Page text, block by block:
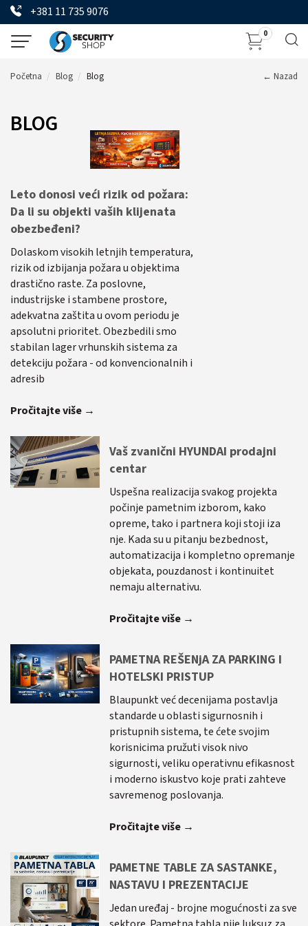
+381 11 735 9076
0
Početna Blog Blog ← Nazad
BLOG
Leto donosi veći rizik od požara:
Da li su objekti vaših klijenata
obezbeđeni?
Dolaskom visokih letnjih temperatura,
rizik od izbijanja požara u objektima
drastično raste. Za poslovne,
industrijske i stambene prostore,
adekvatna zaštita u ovom periodu je
apsolutni prioritet. Obezbedili smo
stabilan lager vrhunskih sistema za
detekciju požara - od konvencionalnih i
adresib
Pročitajte više →
Vaš zvanični HYUNDAI prodajni
centar
Uspešna realizacija svakog projekta
počinje pametnim izborom, kako
opreme, tako i partnera koji stoji iza
nje. Kada su u pitanju bezbednost,
automatizacija i kompletno opremanje
objekata, pouzdanost i kontinuitet
nemaju alternativu.
Pročitajte više →
PAMETNA REŠENjA ZA PARKING I
HOTELSKI PRISTUP
Blaupunkt već decenijama postavlja
standarde u oblasti sigurnosnih i
pristupnih sistema, te ćete svojim
korisnicima pružuti visok nivo
sigurnosti, veliku operativnu efikasnost
i moderno iskustvo koje prati zahteve
savremenog poslovanja.
Pročitajte više →
PAMETNE TABLE ZA SASTANKE,
NASTAVU I PREZENTACIJE
Jedan uređaj - brojne mogućnosti za sve